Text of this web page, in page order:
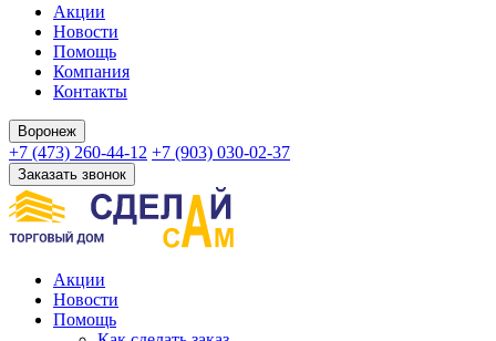
Акции
Новости
Помощь
Компания
Контакты
Воронеж
+7 (473) 260-44-12 +7 (903) 030-02-37
Заказать звонок
Акции
Новости
Помощь